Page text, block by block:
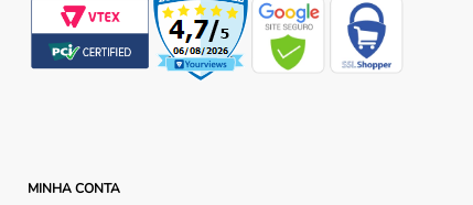
MINHA CONTA